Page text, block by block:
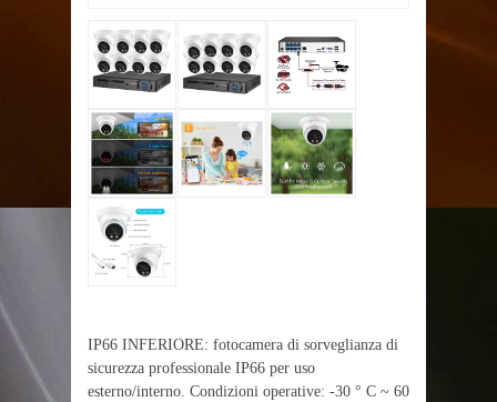
IP66 INFERIORE: fotocamera di sorveglianza di
sicurezza professionale IP66 per uso
esterno/interno. Condizioni operative: -30 ° C ~ 60